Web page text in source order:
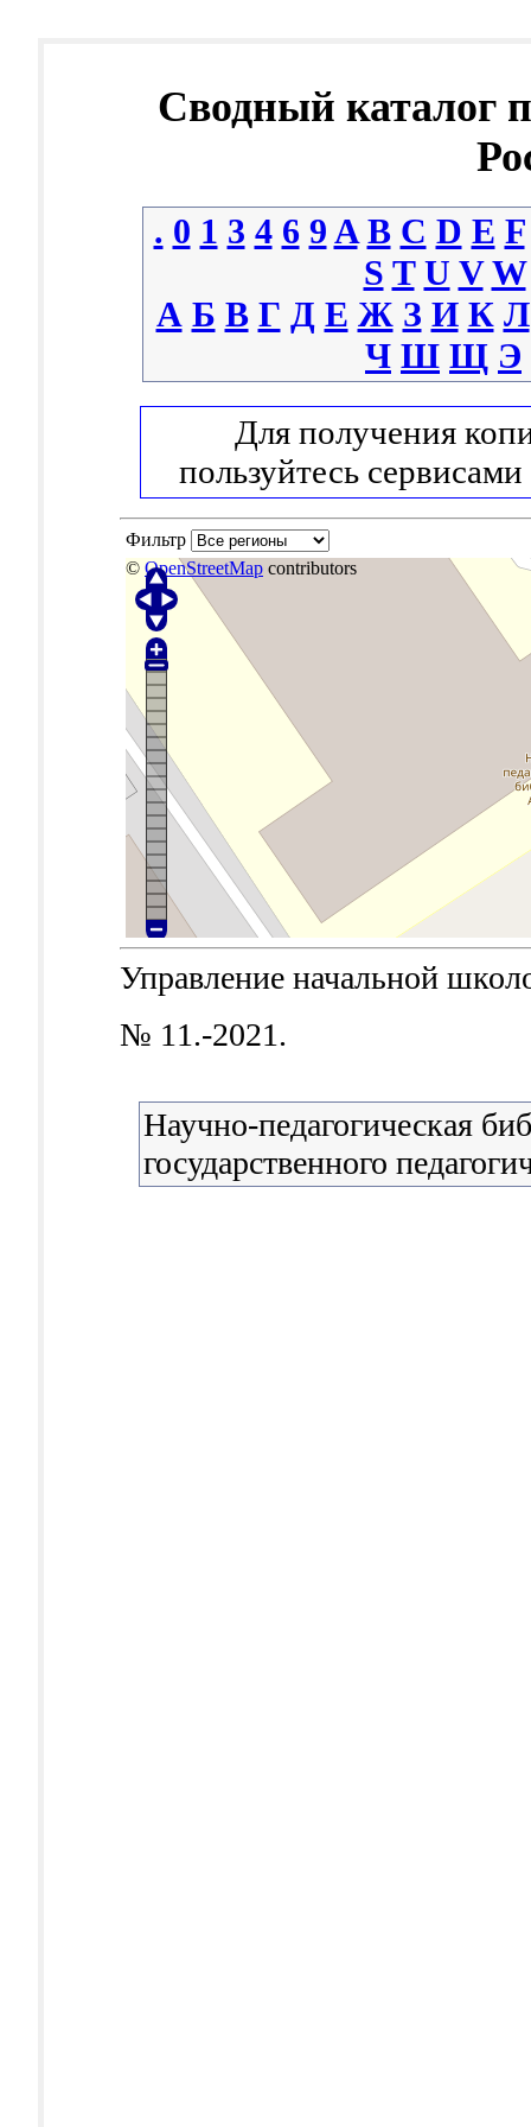
Сводный каталог
. 0 1 3 4 6 9 A B C D E F
S T U V W
А Б В Г Д Е Ж З И К Л
Ч Ш Щ Э
Для получения
пользуйтесь сервисами
Фильтр
© OpenStreetMap contributors
Управление начальной
№ 11.-2021.
Научно-педагогическая
государственного